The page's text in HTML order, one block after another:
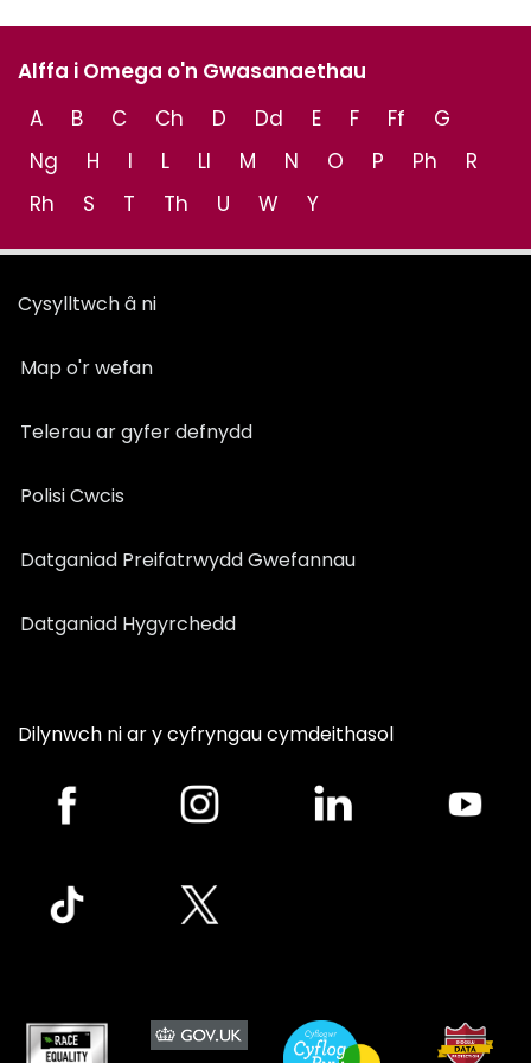
Alffa i Omega o'n Gwasanaethau
A
B C Ch D Dd E F Ff
G
Ng
H I L Ll M N O P Ph
R
Rh
S T Th U W Y
Cysylltwch â ni
Map o'r wefan
Telerau ar gyfer defnydd
Polisi Cwcis
Datganiad Preifatrwydd Gwefannau
Datganiad Hygyrchedd
Dilynwch ni ar y cyfryngau cymdeithasol